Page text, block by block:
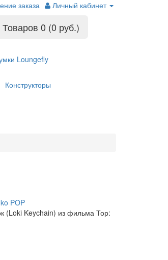
заказа Личный кабинет
Товаров 0 (0 руб.)
Loungefly
Конструкторы
POP
(Loki Keychain) из фильма Тор: